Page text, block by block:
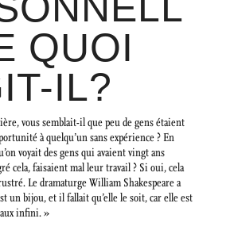
QUOI
IL?
vous semblait-il que peu de gens étaient
à quelqu’un sans expérience ? En
voyait des gens qui avaient vingt ans
cela, faisaient mal leur travail ? Si oui, cela
Le dramaturge William Shakespeare a
un bijou, et il fallait qu’elle le soit, car elle est
infini. »